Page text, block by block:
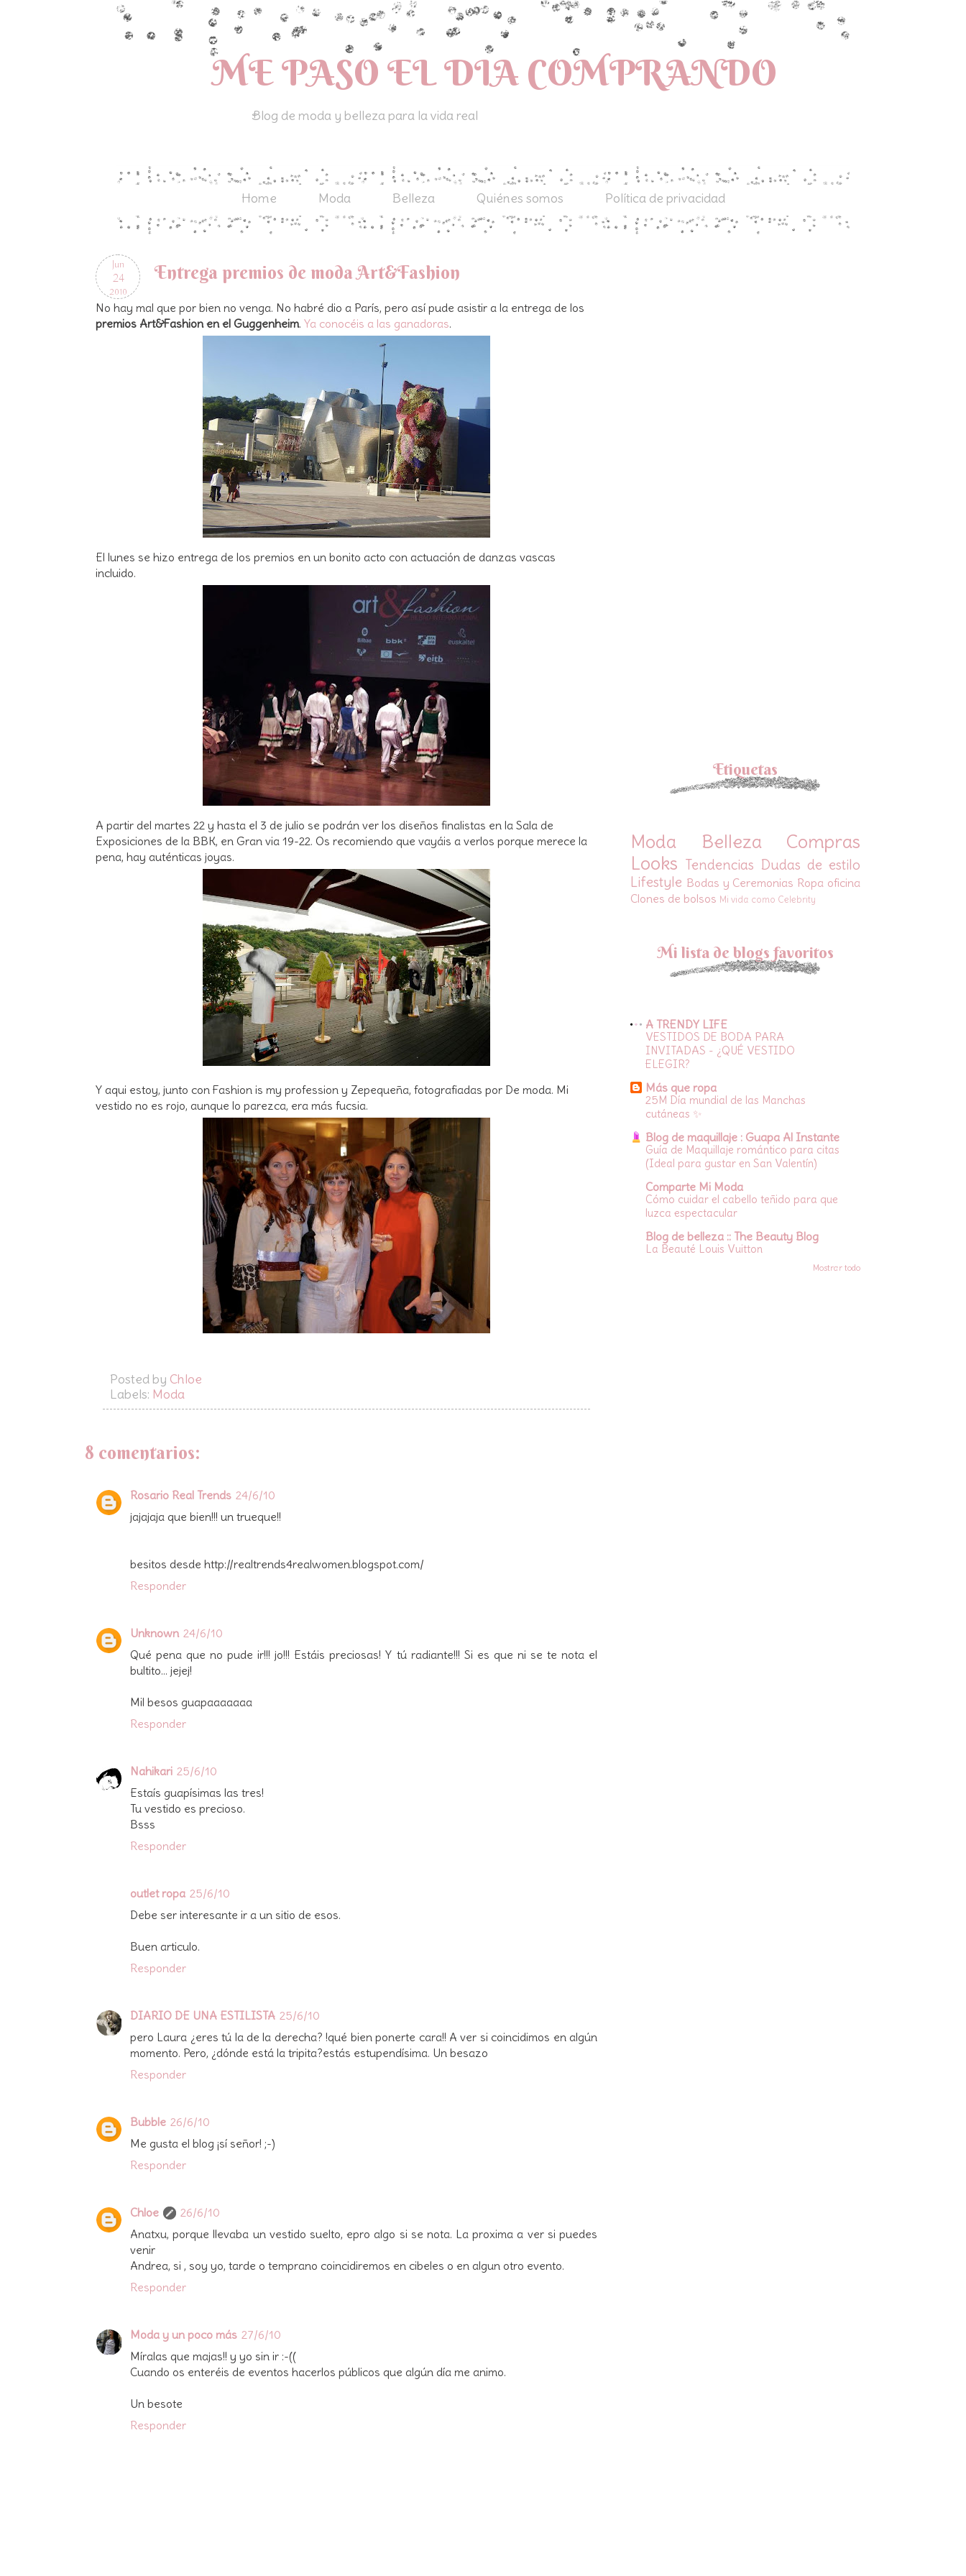
ME PASO EL DIA COMPRANDO
Blog de moda y belleza para la vida real
Home Moda Belleza Quiénes somos Política de privacidad
Jun
24
2010
Entrega premios de moda Art&Fashion
No hay mal que por bien no venga. No habré dio a París, pero así pude asistir a la entrega de los
premios Art&Fashion en el Guggenheim. Ya conocéis a las ganadoras.
El lunes se hizo entrega de los premios en un bonito acto con actuación de danzas vascas
incluido.
A partir del martes 22 y hasta el 3 de julio se podrán ver los diseños finalistas en la Sala de
Exposiciones de la BBK, en Gran via 19-22. Os recomiendo que vayáis a verlos porque merece la
pena, hay auténticas joyas.
Y aqui estoy, junto con Fashion is my profession y Zepequeña, fotografiadas por De moda. Mi
vestido no es rojo, aunque lo parezca, era más fucsia.
Posted by Chloe
Labels: Moda
8 comentarios:
Rosario Real Trends 24/6/10
jajajaja que bien!!! un trueque!!
besitos desde http://realtrends4realwomen.blogspot.com/
Responder
Unknown 24/6/10
Qué pena que no pude ir!!! jo!!! Estáis preciosas! Y tú radiante!!! Si es que ni se te nota el
bultito... jejej!
Mil besos guapaaaaaaa
Responder
Nahikari 25/6/10
Estaís guapísimas las tres!
Tu vestido es precioso.
Bsss
Responder
outlet ropa 25/6/10
Debe ser interesante ir a un sitio de esos.
Buen articulo.
Responder
DIARIO DE UNA ESTILISTA 25/6/10
pero Laura ¿eres tú la de la derecha? !qué bien ponerte cara!! A ver si coincidimos en algún
momento. Pero, ¿dónde está la tripita?estás estupendísima. Un besazo
Responder
Bubble 26/6/10
Me gusta el blog ¡sí señor! ;-)
Responder
Chloe
26/6/10
Anatxu, porque llevaba un vestido suelto, epro algo si se nota. La proxima a ver si puedes
venir
Andrea, si , soy yo, tarde o temprano coincidiremos en cibeles o en algun otro evento.
Responder
Moda y un poco más 27/6/10
Míralas que majas!! y yo sin ir :-((
Cuando os enteréis de eventos hacerlos públicos que algún día me animo.
Un besote
Responder
Etiquetas
Moda Belleza
Compras
Looks Tendencias Dudas de estilo
Lifestyle Bodas y Ceremonias Ropa oficina
Clones de bolsos Mi vida como Celebrity
Mi lista de blogs favoritos
A TRENDY LIFE
VESTIDOS DE BODA PARA
INVITADAS - ¿QUÉ VESTIDO
ELEGIR?
Más que ropa
25M Día mundial de las Manchas
cutáneas ✨
Blog de maquillaje : Guapa Al Instante
Guía de Maquillaje romántico para citas
(Ideal para gustar en San Valentín)
Comparte Mi Moda
Cómo cuidar el cabello teñido para que
luzca espectacular
Blog de belleza :: The Beauty Blog
La Beauté Louis Vuitton
Mostrar todo